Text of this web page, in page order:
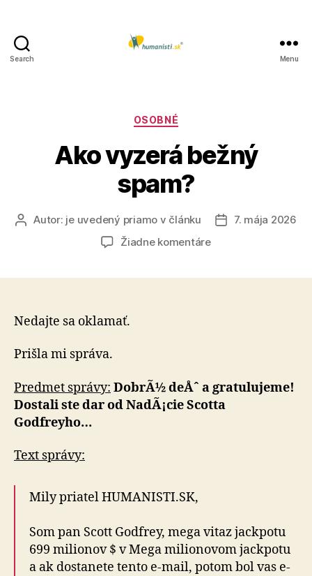
Search Menu
Kategórie
OSOBNÉ
Ako vyzerá bežný
spam?
AutorAutor: je uvedený priamo v článku
Dátum
7. mája 2026
Žiadne komentárena
Nedajte sa oklamať.
Prišla mi správa.
Predmet správy: DobrÃ½ deÅˆ a gratulujeme!
Dostali ste dar od NadÃ¡cie Scotta
Godfreyho…
Text správy:
Mily priatel HUMANISTI.SK,
Som pan Scott Godfrey, mega vitaz jackpotu
699 milionov $ v Mega milionovom jackpotu
a ak dostanete tento e-mail, potom bol vas e-